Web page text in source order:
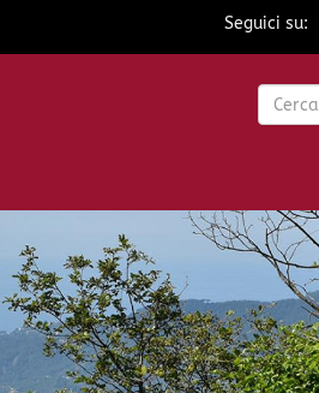
Seguici su:
Form